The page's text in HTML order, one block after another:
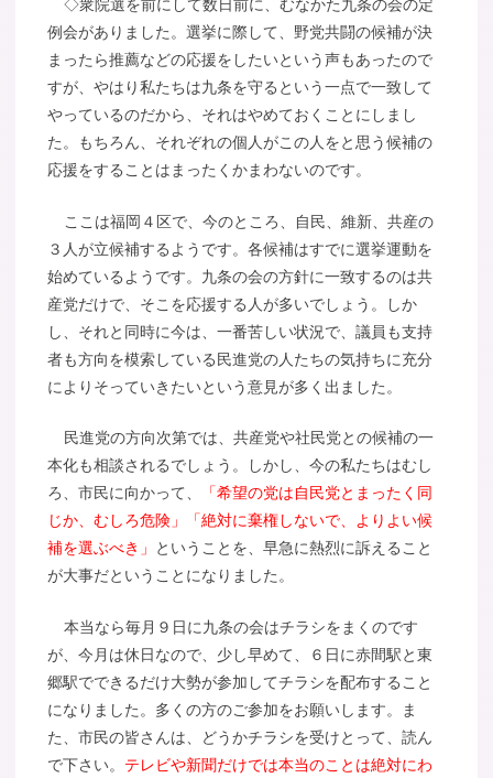
◇衆院選を前にして数日前に、むなかた九条の会の定
例会がありました。選挙に際して、野党共闘の候補が決
まったら推薦などの応援をしたいという声もあったので
すが、やはり私たちは九条を守るという一点で一致して
やっているのだから、それはやめておくことにしまし
た。もちろん、それぞれの個人がこの人をと思う候補の
応援をすることはまったくかまわないのです。
ここは福岡４区で、今のところ、自民、維新、共産の
３人が立候補するようです。各候補はすでに選挙運動を
始めているようです。九条の会の方針に一致するのは共
産党だけで、そこを応援する人が多いでしょう。しか
し、それと同時に今は、一番苦しい状況で、議員も支持
者も方向を模索している民進党の人たちの気持ちに充分
によりそっていきたいという意見が多く出ました。
民進党の方向次第では、共産党や社民党との候補の一
本化も相談されるでしょう。しかし、今の私たちはむし
ろ、市民に向かって、
「希望の党は自民党とまったく同
じか、むしろ危険」「絶対に棄権しないで、よりよい候
補を選ぶべき」
ということを、早急に熱烈に訴えること
が大事だということになりました。
本当なら毎月９日に九条の会はチラシをまくのです
が、今月は休日なので、少し早めて、６日に赤間駅と東
郷駅でできるだけ大勢が参加してチラシを配布すること
になりました。多くの方のご参加をお願いします。ま
た、市民の皆さんは、どうかチラシを受けとって、読ん
で下さい。 テレビや新聞だけでは本当のことは絶対にわ